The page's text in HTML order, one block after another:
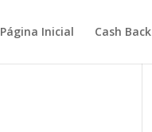
Página Inicial Cash Back